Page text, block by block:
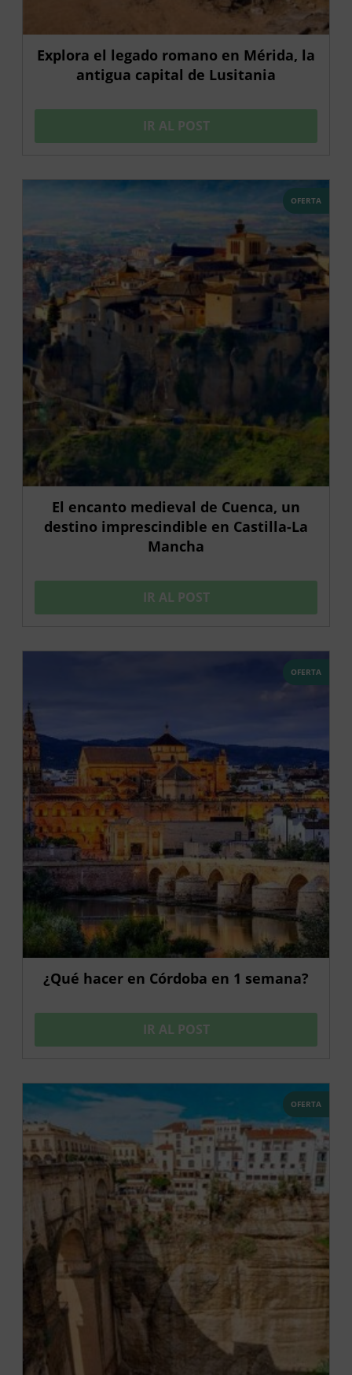
Explora el legado romano en Mérida, la
antigua capital de Lusitania
IR AL POST
OFERTA
El encanto medieval de Cuenca, un
destino imprescindible en Castilla-La
Mancha
IR AL POST
OFERTA
¿Qué hacer en Córdoba en 1 semana?
IR AL POST
OFERTA